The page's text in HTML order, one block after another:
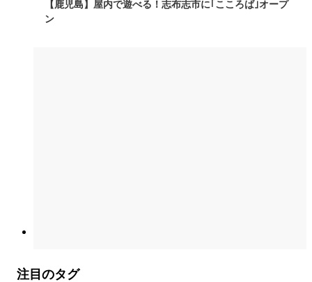
【鹿児島】屋内で遊べる！志布志市に｢こころば｣オープ
ン
注目のタグ